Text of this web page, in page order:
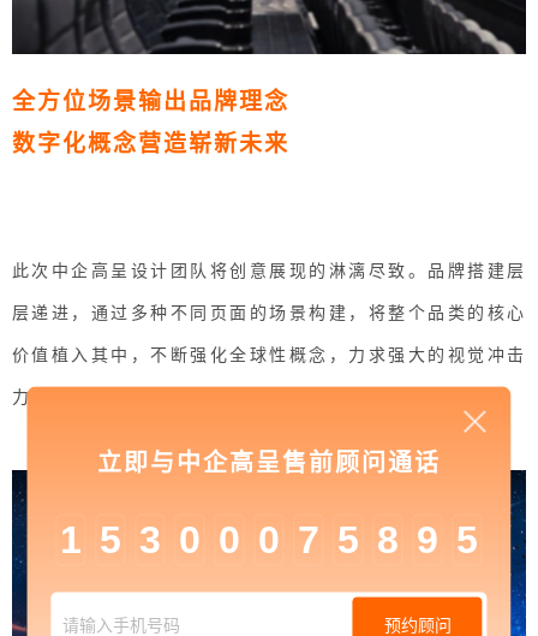
全方位场景输出品牌理念
数字化概念营造崭新未来
此次中企高呈设计团队将创意展现的淋漓尽致。品牌搭建层
层递进，通过多种不同页面的场景构建，将整个品类的核心
价值植入其中，不断强化全球性概念，力求强大的视觉冲击
力给受众留下深刻的记忆点。
立即与中企高呈售前顾问通话
1 5 3 0 0 0 7 5 8 9 5
预约顾问